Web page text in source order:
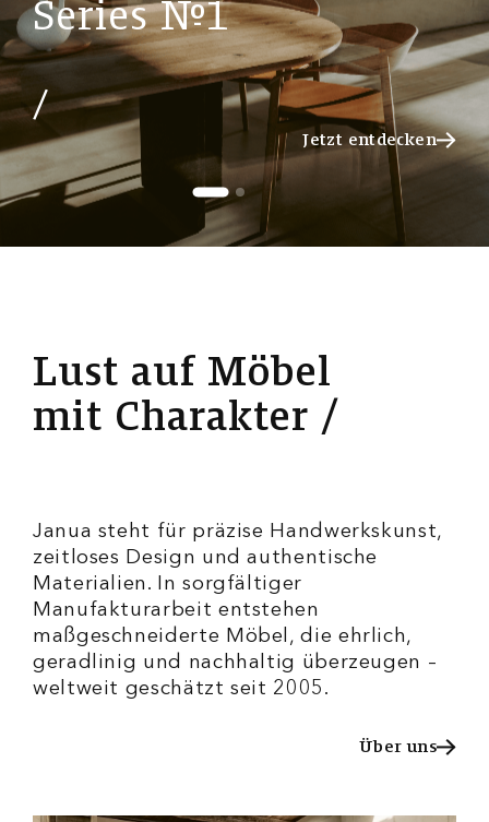
Series №1
Jetzt entdecken
Jetzt entdecken
Lust auf Möbel
mit Charakter
Janua steht für präzise Handwerkskunst,
zeitloses Design und authentische
Materialien. In sorgfältiger
Manufakturarbeit entstehen
maßgeschneiderte Möbel, die ehrlich,
geradlinig und nachhaltig überzeugen –
weltweit geschätzt seit 2005.
Über uns